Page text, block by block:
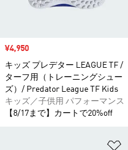
セール価格
¥4,950
キッズ プレデター LEAGUE TF /
ターフ用（トレーニングシュー
ズ）/ Predator League TF Kids
キッズ／子供用 パフォーマンス
【8/17まで】カートで20%off